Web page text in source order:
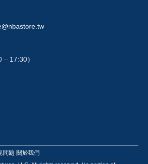
– 17:30）
問題 關於我們